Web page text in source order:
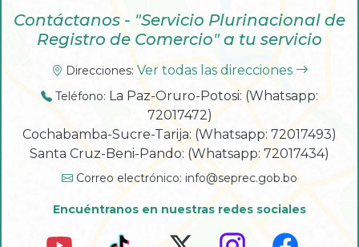
Contáctanos - "Servicio Plurinacional de
Registro de Comercio" a tu servicio
Direcciones: Ver todas las direcciones
Teléfono: La Paz-Oruro-Potosi: (Whatsapp:
72017472)
Cochabamba-Sucre-Tarija: (Whatsapp: 72017493)
Santa Cruz-Beni-Pando: (Whatsapp: 72017434)
Correo electrónico: info@seprec.gob.bo
Encuéntranos en nuestras redes sociales